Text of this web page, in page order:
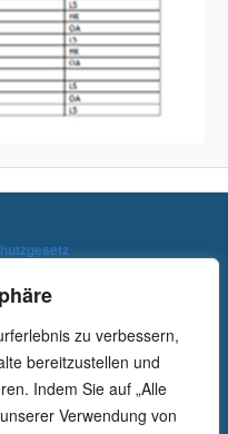
zu verbessern,
bereitzustellen und
Indem Sie auf „Alle
Verwendung von